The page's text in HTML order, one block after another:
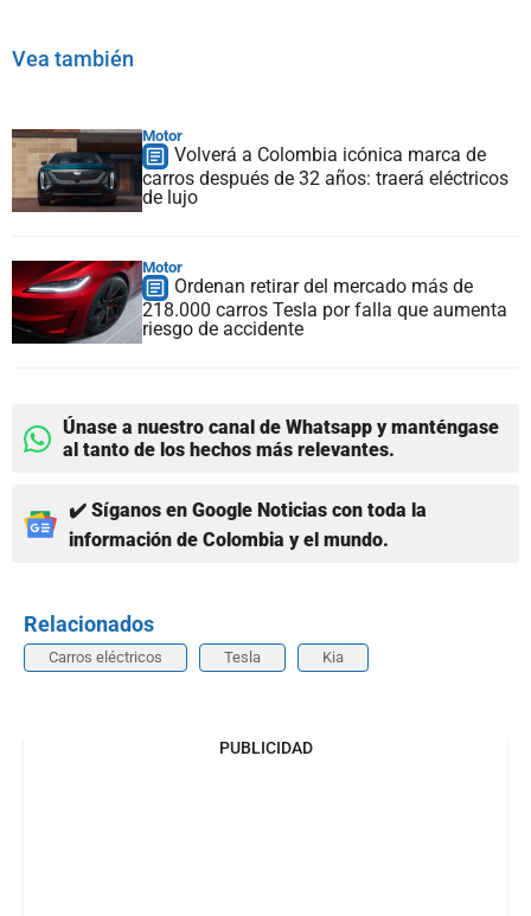
Vea también
Motor
Volverá a Colombia icónica marca de
carros después de 32 años: traerá eléctricos
de lujo
Motor
Ordenan retirar del mercado más de
218.000 carros Tesla por falla que aumenta
riesgo de accidente
Únase a nuestro canal de Whatsapp y manténgase
al tanto de los hechos más relevantes.
✔️ Síganos en Google Noticias con toda la
información de Colombia y el mundo.
Relacionados
Carros eléctricos Tesla Kia
PUBLICIDAD